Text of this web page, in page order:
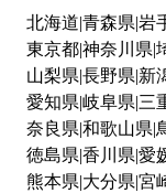
北海道 青森県 岩
東京都神奈川県
山梨県 長野県 新
愛知県 岐阜県 三
奈良県 和歌山県
徳島県 香川県 愛
熊本県 大分県 宮